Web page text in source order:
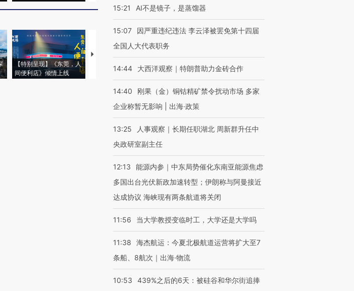
【特别呈现】《东莞，人
间便利店》倾情上线
【推广】走进第四届链博
会，让数智科技“链”接产
【特别呈现】寻找100种
有意思的生活方式·第三对
15:21 AI不是镜子，是蒸馏器
15:07
因严重违纪违法 李云泽被罢免第十四届
全国人大代表职务
14:44 大西洋观察｜特朗普助力金砖合作
14:40
刚果（金）铜钴精矿禁令扰动市场 多家
企业称暂无影响 | 出海·政策
13:25
人事观察｜长期任职湖北 周新群升任中
央政研室副主任
12:13
能源内参｜中东局势催化东南亚能源焦虑
多国出台光伏新政加速转型；伊朗称与阿曼接近
达成协议 海峡现有两条航道将关闭
11:56 当大学教授变临时工，大学还是大学吗
11:38
海杰航运：今夏北极航道运营将扩大至7
条船、8航次｜出海·物流
10:53 439%之后的6天：被硅谷和华尔街追捧